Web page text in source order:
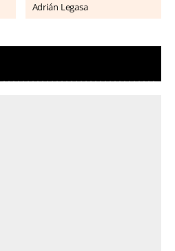
Adrián Legasa